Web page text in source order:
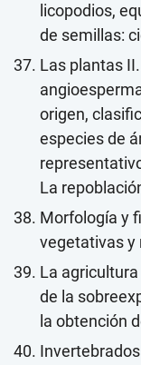
licopodios,
de semillas:
Las plantas
origen,
especies de
La
Morfología y
vegetativas y
La
de la
la obtención